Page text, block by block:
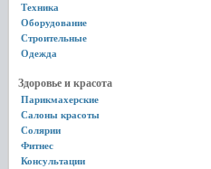
Техника
Оборудование
Строительные
Одежда
Здоровье и красота
Парикмахерские
Салоны красоты
Солярии
Фитнес
Консультации